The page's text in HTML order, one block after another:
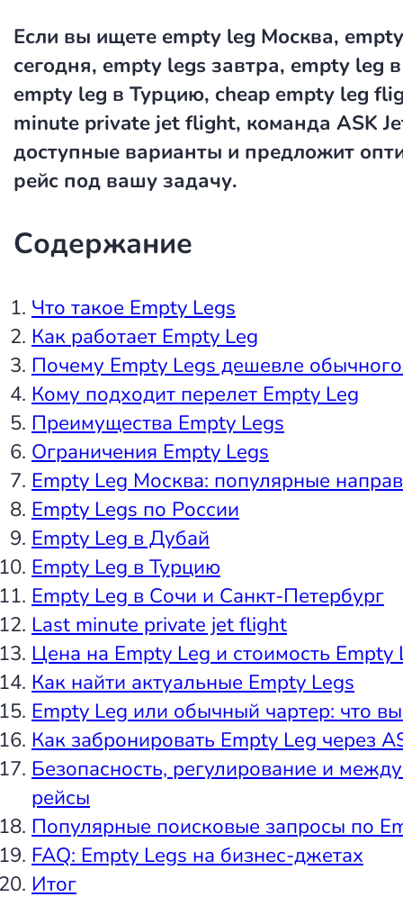
Если вы ищетеempty leg Москва,
сегодня, empty legs завтра, empty leg
empty leg в Турцию, cheap empty leg
minute private jet flight, команда ASK
доступные варианты и предложит
рейс под вашу задачу.
Содержание
Что такое Empty Legs
Как работает Empty Leg
Почему Empty Legs дешевле
Кому подходит перелет Empty Leg
Преимущества Empty Legs
Ограничения Empty Legs
Empty Leg Москва: популярные
Empty Legs по России
Empty Leg в Дубай
Empty Leg в Турцию
Empty Leg в Сочи и Санкт-Петербург
Last minute private jet flight
Цена на Empty Leg и стоимость Empty
Как найти актуальные Empty Legs
Empty Leg или обычный чартер: что
Как забронировать Empty Leg через
Безопасность, регулирование и
рейсы
Популярные поисковые запросы по
FAQ: Empty Legs на бизнес-джетах
Итог